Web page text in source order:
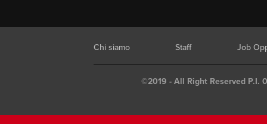
Chi siamo Staff Job
©2019 - All Right Reserved P.I.